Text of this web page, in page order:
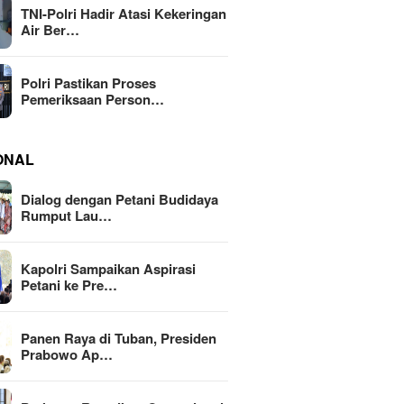
TNI-Polri Hadir Atasi Kekeringan
Air Ber…
Polri Pastikan Proses
Pemeriksaan Person…
Dialog dengan Petani Budidaya
Rumput Lau…
Kapolri Sampaikan Aspirasi
Petani ke Pre…
Panen Raya di Tuban, Presiden
Prabowo Ap…